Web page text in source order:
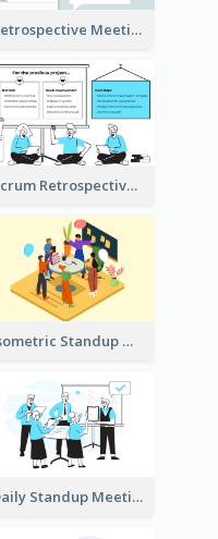
Retrospective Meeting Questions
Scrum Retrospective Meeting Illustration
Isometric Standup Meeting Illustration
Daily Standup Meeting Illustration